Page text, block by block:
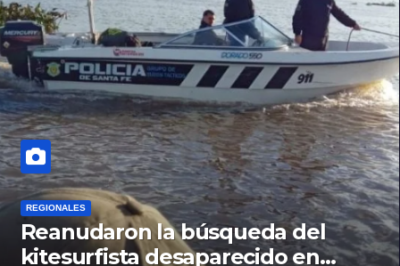
REGIONALES
Reanudaron la búsqueda del
kitesurfista desaparecido en